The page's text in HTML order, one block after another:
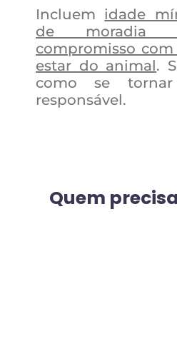
Incluem idade
de moradia
compromisso
estar do animal.
como se
responsável.
Quem